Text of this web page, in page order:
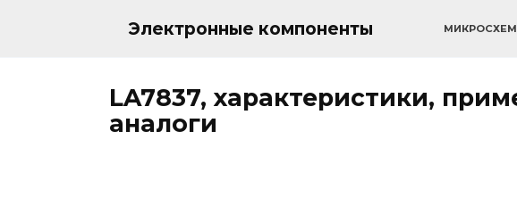
Электронные компоненты
LA7837, характеристики,
аналоги